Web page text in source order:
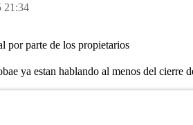
21:34
por parte de los propietarios
ya estan hablando al menos del cierre